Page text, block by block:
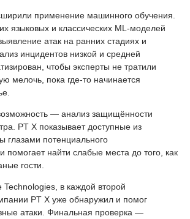
применение машинного обучения.
языковых и классических ML-моделей
атак на ранних стадиях и
инцидентов низкой и средней
чтобы эксперты не тратили
мелочь, пока где-то начинается
— анализ защищённости
PT X показывает доступные из
глазами потенциального
помогает найти слабые места до того, как
гости.
в каждой второй
PT X уже обнаружил и помог
атаки. Финальная проверка —